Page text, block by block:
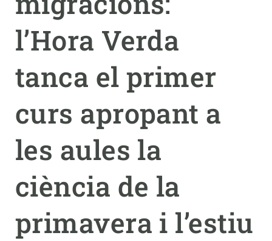
l’Hora Verda
tanca el primer
curs apropant a
les aules la
ciència de la
primavera i l’estiu
NOTÍCIES I AGENDA